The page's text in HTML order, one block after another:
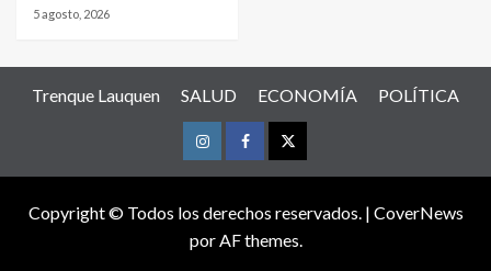
5 agosto, 2026
Trenque Lauquen SALUD ECONOMÍA POLÍTICA
InstagramFacebookTwitter
Copyright © Todos los derechos reservados. | CoverNews
por AF themes.